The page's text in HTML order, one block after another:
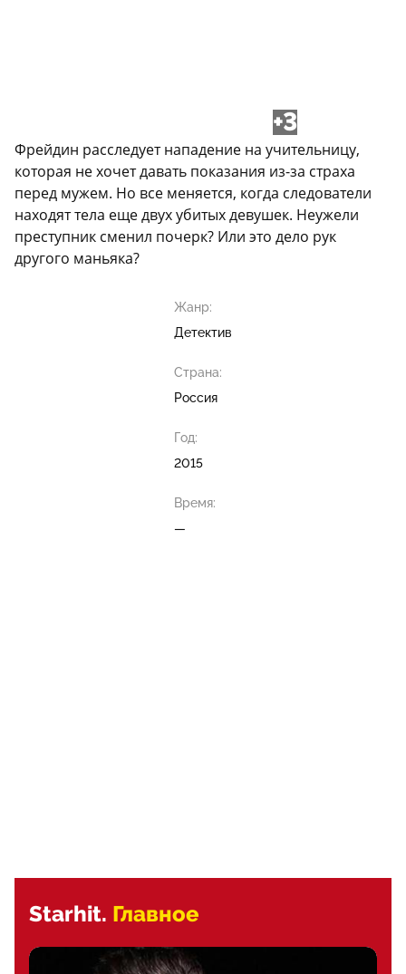
+3
Фрейдин расследует нападение на учительницу,
которая не хочет давать показания из-за страха
перед мужем. Но все меняется, когда следователи
находят тела еще двух убитых девушек. Неужели
преступник сменил почерк? Или это дело рук
другого маньяка?
Жанр:
Детектив
Страна:
Россия
Год:
2015
Время:
—
Starhit. Главное